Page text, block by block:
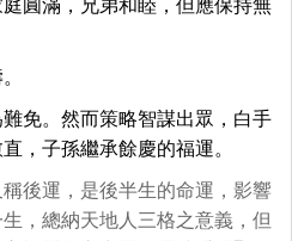
圓滿，兄弟和睦，但應保持無
免。然而策略智謀出眾，白手
，子孫繼承餘慶的福運。
後運，是後半生的命運，影響
，總納天地人三格之意義，但